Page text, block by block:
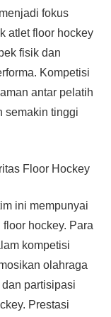
fokus
atlet floor hockey
fisik dan
Kompetisi
antar pelatih
semakin tinggi
Floor Hockey
ini mempunyai
hockey. Para
kompetisi
olahraga
partisipasi
Prestasi